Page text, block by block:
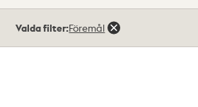
träffar
Valda filter:Föremål